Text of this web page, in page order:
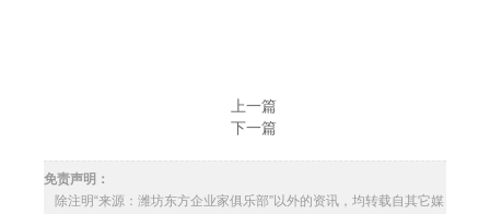
上一篇
下一篇
免责声明：
除注明“来源：潍坊东方企业家俱乐部”以外的资讯，均转载自其它媒